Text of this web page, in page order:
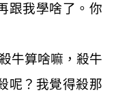
跟我學啥了。你
牛算啥嘛，殺牛
呢？我覺得殺那